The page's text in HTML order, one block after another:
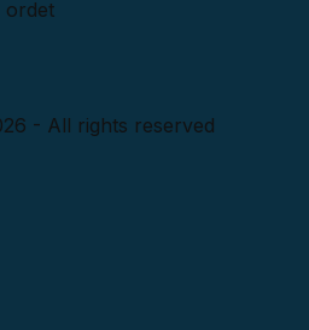
ordet
- All rights reserved